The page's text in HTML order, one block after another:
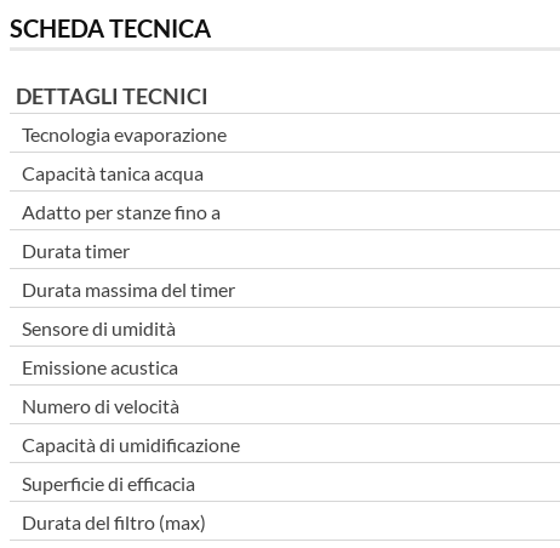
SCHEDA TECNICA
DETTAGLI TECNICI
Tecnologia evaporazione
Capacità tanica acqua
Adatto per stanze fino a
Durata timer
Durata massima del timer
Sensore di umidità
Emissione acustica
Numero di velocità
Capacità di umidificazione
Superficie di efficacia
Durata del filtro (max)